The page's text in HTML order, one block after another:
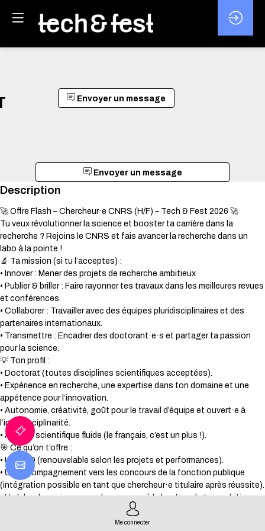
Envoyer un message
Envoyer un message
Description
🚀 Offre Flash – Chercheur·e CNRS (H/F) – Tech & Fest 2026 🚀
Tu veux révolutionner la science et booster ta carrière dans la
recherche ? Rejoins le CNRS et fais avancer la recherche dans un
labo à la pointe !
🔬 Ta mission (si tu l’acceptes) :
• Innover : Mener des projets de recherche ambitieux
• Publier & briller : Faire rayonner tes travaux dans les meilleures revues
et conférences.
• Collaborer : Travailler avec des équipes pluridisciplinaires et des
partenaires internationaux.
• Transmettre : Encadrer des doctorant·e·s et partager ta passion
pour la science.
💡 Ton profil :
• Doctorat (toutes disciplines scientifiques acceptées).
• Expérience en recherche, une expertise dans ton domaine et une
appétence pour l’innovation.
• Autonomie, créativité, goût pour le travail d’équipe et ouvert·e à
l’interdisciplinarité.
• Anglais scientifique fluide (le français, c’est un plus !).
🎯 Ce qu’on t’offre :
• Un CDD (renouvelable selon les projets et performances).
• Un accompagnement vers les concours de la fonction publique
(intégration possible en tant que chercheur·e titulaire après réussite).
• Un labo dynamique avec des moyens à la hauteur de tes ambitions.
• Des opportunités de mobilité, de collaborations et de formation.
• Un équilibre vie pro/perso (télétravail possible).
Me connecter